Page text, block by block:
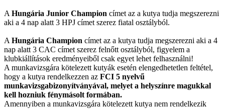
A Hungária Junior Champion címet az a kutya tudja megszerezni
aki a 4 nap alatt 3 HPJ címet szerez fiatal osztályból.
A Hungária Champion címet az a kutya tudja megszerezni aki a 4
nap alatt 3 CAC címet szerez felnőtt osztályból, figyelem a
klubkiállítások eredményeiből csak egyet lehet felhasználni!
A munkavizsgára kötelezett kutyák esetén elengedhetetlen feltétel,
hogy a kutya rendelkezzen az FCI 5 nyelvű
munkavizsgabizonyítványával, melyet a helyszínre magukkal
kell hozniuk fénymásolt formában.
Amennyiben a munkavizsgára kötelezett kutya nem rendelkezik